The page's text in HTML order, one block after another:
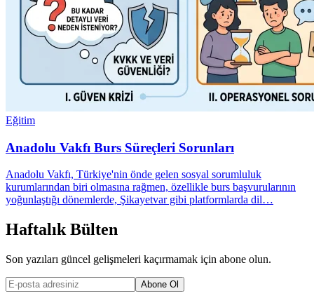
Eğitim
Anadolu Vakfı Burs Süreçleri Sorunları
Anadolu Vakfı, Türkiye'nin önde gelen sosyal sorumluluk
kurumlarından biri olmasına rağmen, özellikle burs başvurularının
yoğunlaştığı dönemlerde, Şikayetvar gibi platformlarda dil…
Haftalık Bülten
Son yazıları güncel gelişmeleri kaçırmamak için abone olun.
Abone Ol